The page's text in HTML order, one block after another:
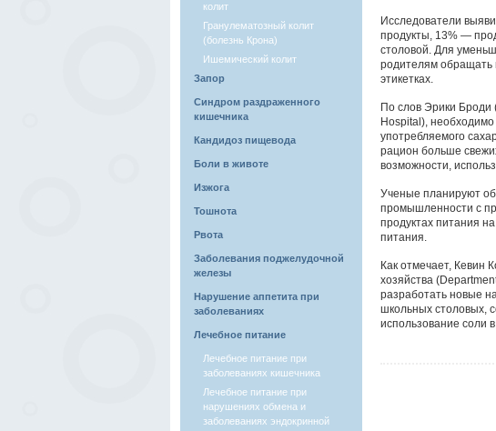
колит
Гранулематозный колит
(болезнь Крона)
Ишемический колит
Запор
Синдром раздраженного
кишечника
Кандидоз пищевода
Боли в животе
Изжога
Тошнота
Рвота
Заболевания поджелудочной
железы
Нарушение аппетита при
заболеваниях
Лечебное питание
Лечебное питание при
заболеваниях кишечника
Лечебное питание при
нарушениях обмена и
заболеваниях эндокринной
Исследователи
продукты, 13% —
столовой. Для
родителям обращать
этикетках.
По слов Эрики Броди
Hospital), необходимо
употребляемого
рацион больше
возможности,
Ученые планируют
промышленности с
продуктах питания
питания.
Как отмечает, Кевин
хозяйства
разработать новые
школьных столовых,
использование соли